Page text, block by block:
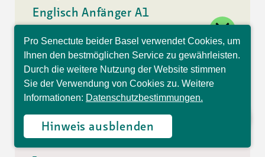
Englisch Anfänger A1
11.08.26 - 15.12.26
Dienstag
10:30 - 11:30 Uhr
Eichenweg 2, Liestal
17 Lektionen
Pro Senectute beider Basel verwendet Cookies, um
Ihnen den bestmöglichen Service zu gewährleisten.
Durch die weitere Nutzung der Website stimmen
Sie der Verwendung von Cookies zu. Weitere
Informationen: Datenschutzbestimmungen.
Hinweis ausblenden
Hallo, ich bin Sophia und
beantworte gerne Ihre
Fragen.
close